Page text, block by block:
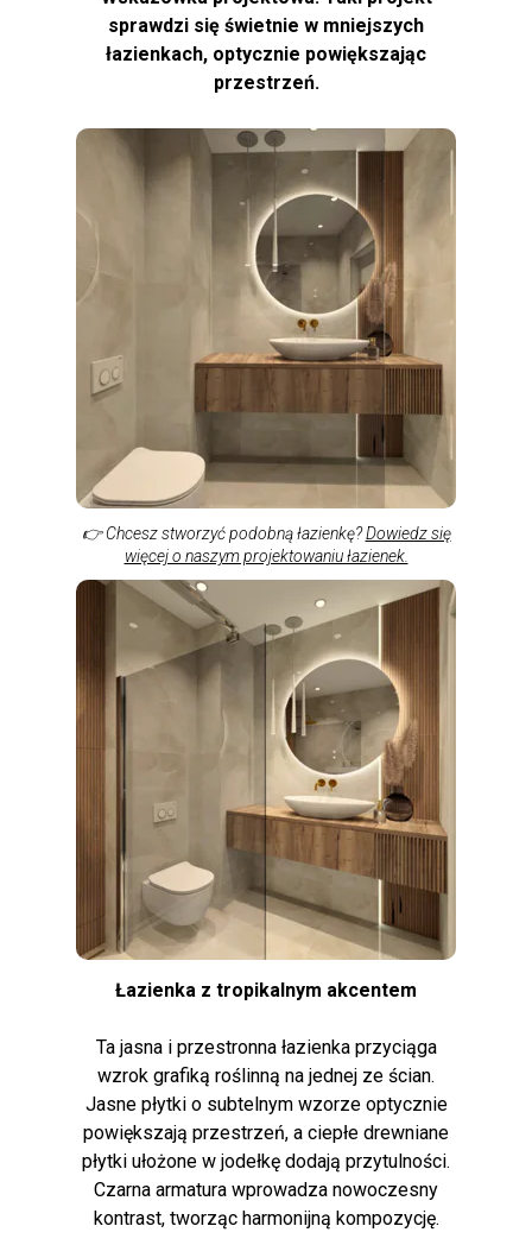
👉 Chcesz stworzyć podobną łazienkę?Dowiedz się
więcej o naszym projektowaniu łazienek.
Łazienka z tropikalnym akcentem
Ta jasna i przestronna łazienka przyciąga
wzrok grafiką roślinną na jednej ze ścian.
Jasne płytki o subtelnym wzorze optycznie
powiększają przestrzeń, a ciepłe drewniane
płytki ułożone w jodełkę dodają przytulności.
Czarna armatura wprowadza nowoczesny
kontrast, tworząc harmonijną kompozycję.
sprawdzi się świetnie w mniejszych
łazienkach, optycznie powiększając
przestrzeń.